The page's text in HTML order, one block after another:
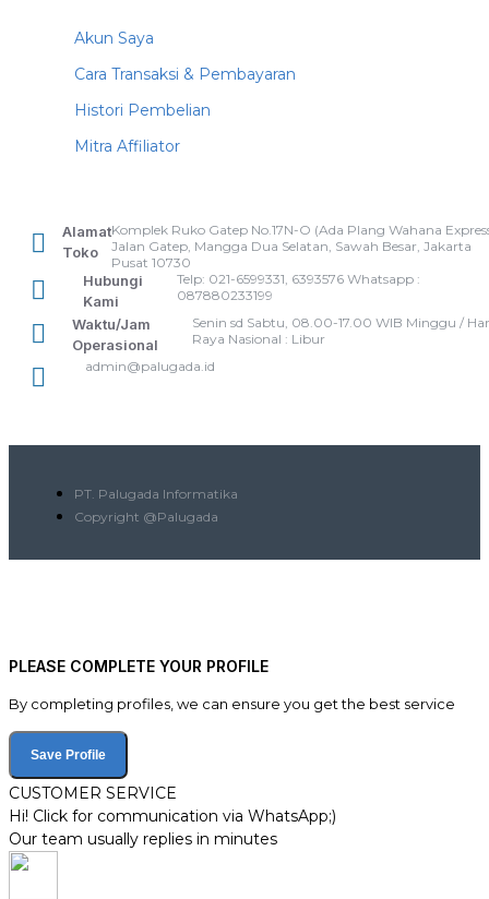
Akun Saya
Cara Transaksi & Pembayaran
Histori Pembelian
Mitra Affiliator
Alamat
Toko
Komplek Ruko Gatep No.17N-O (Ada Plang Wahana
Jalan Gatep, Mangga Dua Selatan, Sawah Besar, Jakarta
Pusat 10730
Hubungi
Kami
Telp: 021-6599331, 6393576 Whatsapp :
087880233199
Waktu/Jam
Operasional
Senin sd Sabtu, 08.00-17.00 WIB Minggu /
Raya Nasional : Libur
admin@palugada.id
PT. Palugada Informatika
Copyright @Palugada
PLEASE COMPLETE YOUR PROFILE
By completing profiles, we can ensure you get the best service
Save Profile
CUSTOMER SERVICE
Hi! Click for communication via WhatsApp;)
Our team usually replies in minutes